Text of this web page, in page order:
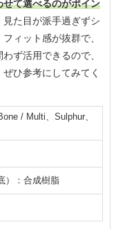
て選べるのがポイン
た目が派手過ぎずシ
ィット感が抜群で、
ず活用できるので、
ひ参考にしてみてく
/ Multi、Sulphur、
）：合成樹脂